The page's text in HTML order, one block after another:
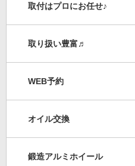
取付はプロにお任せ♪
取り扱い豊富♬
WEB予約
オイル交換
鍛造アルミホイール